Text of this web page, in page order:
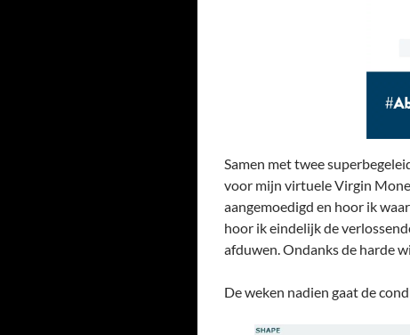
Samen met twee
voor mijn virtuele Virgin
aangemoedigd en hoor ik
hoor ik eindelijk de
afduwen. Ondanks de harde
De weken nadien gaat de